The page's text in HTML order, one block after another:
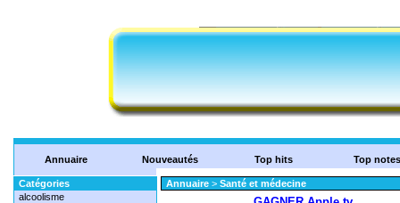
Annuaire Nouveautés Top hits Top notes
Catégories
alcoolisme
Annuaire > Santé et médecine